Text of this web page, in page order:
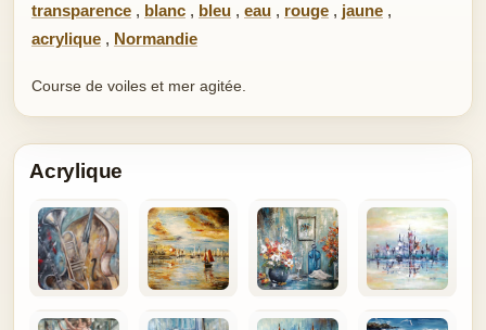
transparence , blanc , bleu , eau , rouge , jaune ,
acrylique , Normandie
Course de voiles et mer agitée.
Acrylique